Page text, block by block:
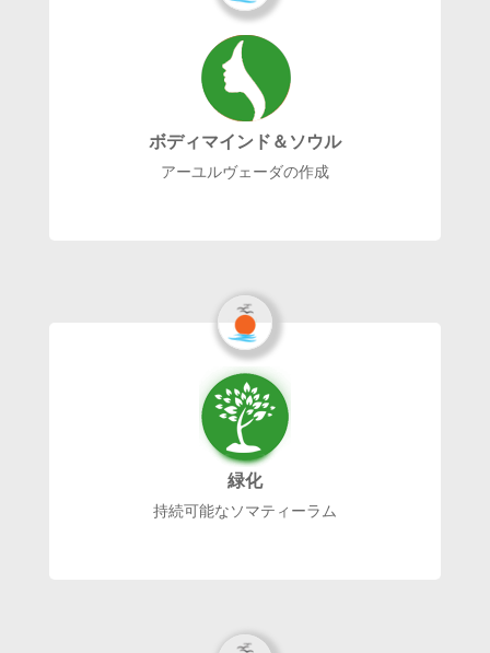
ボディマインド＆ソウル
アーユルヴェーダの作成
緑化
持続可能なソマティーラム